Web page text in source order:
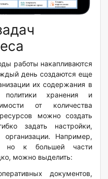
работы накапливаются
день создаются еще
их содержания в
хранения и
от количества
можно создать
задать настройки,
организации. Например,
но к большей части
можно выделить:
документов,